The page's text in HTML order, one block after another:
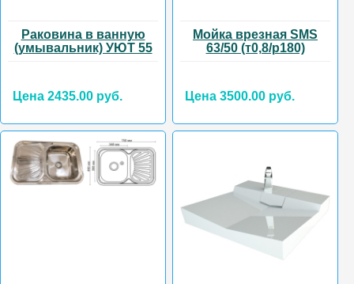
Раковина в ванную
(умывальник) УЮТ 55
Цена 2435.00 руб.
Мойка врезная SMS
63/50 (т0,8/р180)
Цена 3500.00 руб.